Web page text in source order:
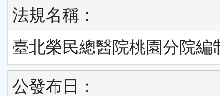
法規名稱：
臺北榮民總醫院桃園分院編
公發布日：